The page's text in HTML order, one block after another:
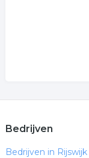
Bedrijven
Bedrijven in Rijswijk